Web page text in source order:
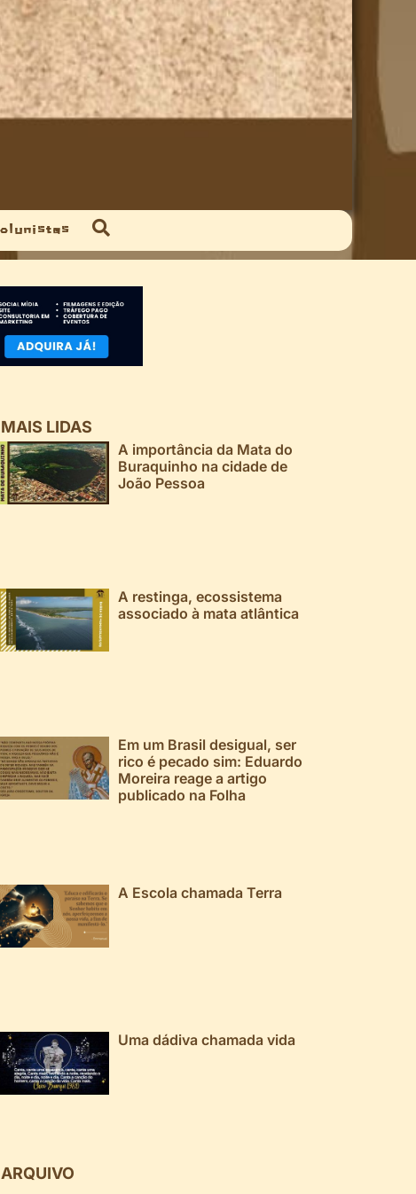
MAIS LIDAS
A importância da Mata do
Buraquinho na cidade de
João Pessoa
A restinga, ecossistema
associado à mata atlântica
Em um Brasil desigual, ser
rico é pecado sim: Eduardo
Moreira reage a artigo
publicado na Folha
A Escola chamada Terra
Uma dádiva chamada vida
ARQUIVO